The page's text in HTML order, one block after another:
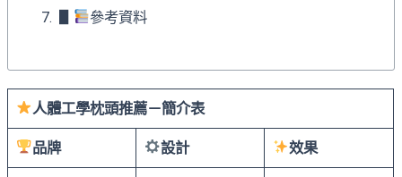
參考資料
人體工學枕頭推薦－簡介表
品牌 設計 效果